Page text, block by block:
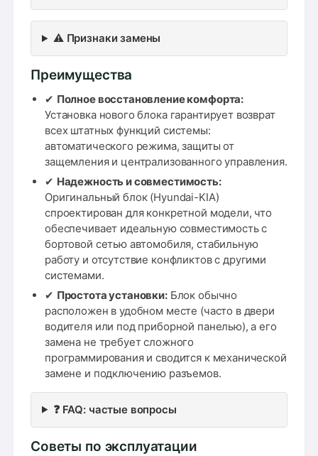
⚠️ Признаки замены
Преимущества
✔ Полное восстановление комфорта:
Установка нового блока гарантирует возврат
всех штатных функций системы:
автоматического режима, защиты от
защемления и централизованного управления.
✔ Надежность и совместимость:
Оригинальный блок (Hyundai-KIA)
спроектирован для конкретной модели, что
обеспечивает идеальную совместимость с
бортовой сетью автомобиля, стабильную
работу и отсутствие конфликтов с другими
системами.
✔ Простота установки:Блок обычно
расположен в удобном месте (часто в двери
водителя или под приборной панелью), а его
замена не требует сложного
программирования и сводится к механической
замене и подключению разъемов.
❓ FAQ: частые вопросы
Советы по эксплуатации